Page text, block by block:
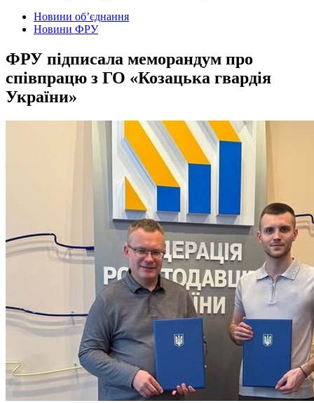
Новини об’єднання
Новини ФРУ
ФРУ підписала меморандум про
співпрацю з ГО «Козацька гвардія
України»